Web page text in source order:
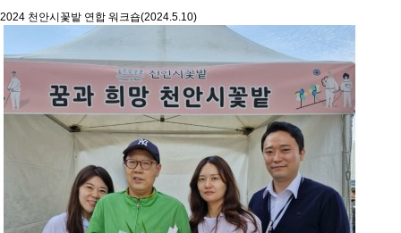
2024 천안시꽃밭 연합 워크숍(2024.5.10)